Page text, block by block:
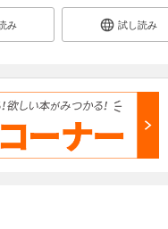
み 試し読み